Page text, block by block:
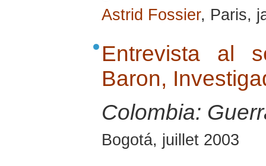
Astrid Fossier, Paris,
Entrevista al
Baron,
Colombia:
Bogotá, juillet 2003